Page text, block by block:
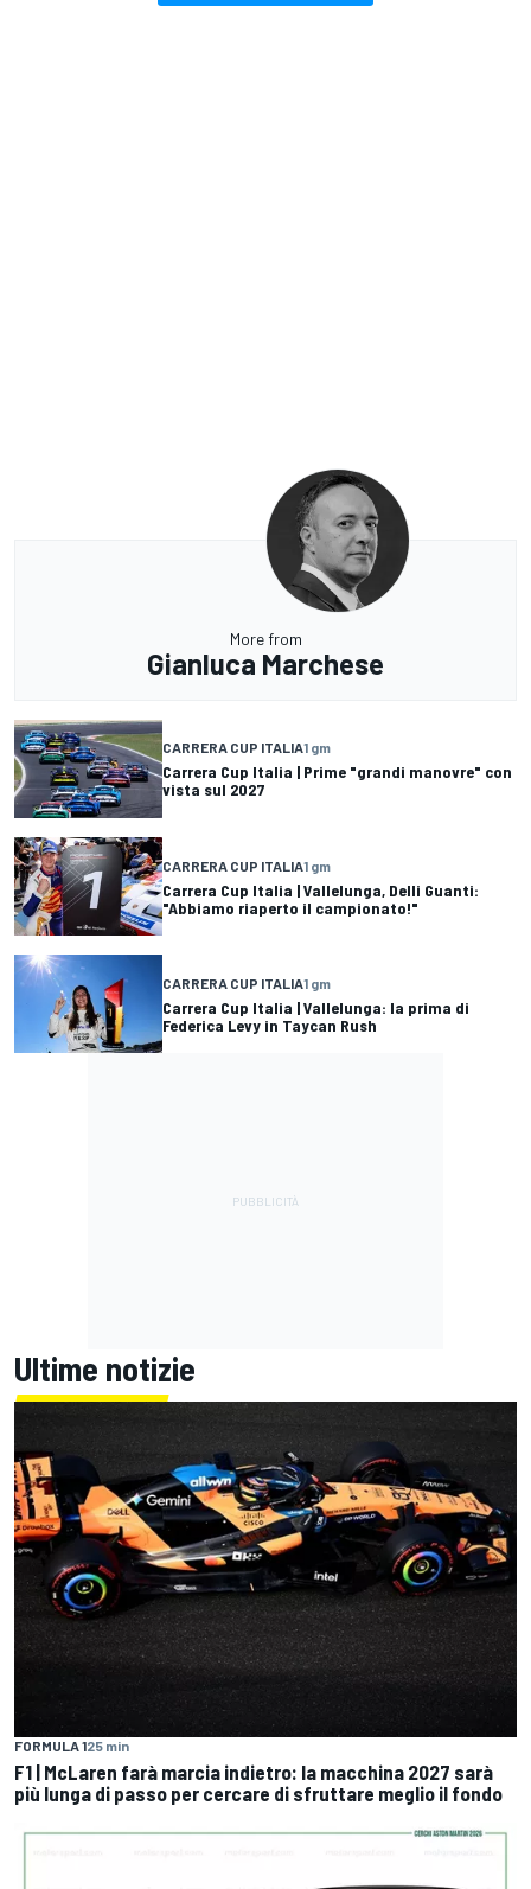
More from
Gianluca Marchese
CARRERA CUP ITALIA1 gm
Carrera Cup Italia | Prime "grandi manovre" con
vista sul 2027
CARRERA CUP ITALIA1 gm
Carrera Cup Italia | Vallelunga, Delli Guanti:
"Abbiamo riaperto il campionato!"
CARRERA CUP ITALIA1 gm
Carrera Cup Italia | Vallelunga: la prima di
Federica Levy in Taycan Rush
Ultime notizie
FORMULA 125 min
F1 | McLaren farà marcia indietro: la macchina 2027 sarà
più lunga di passo per cercare di sfruttare meglio il fondo